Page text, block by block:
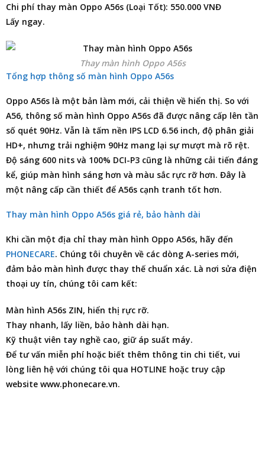
Chi phí thay màn Oppo A56s (Loại Tốt): 550.000 VNĐ
Lấy ngay.
Thay màn hình Oppo A56s
Tổng hợp thông số màn hình Oppo A56s
Oppo A56s là một bản làm mới, cải thiện về hiển thị. So với
A56, thông số màn hình Oppo A56s đã được nâng cấp lên tần
số quét 90Hz. Vẫn là tấm nền IPS LCD 6.56 inch, độ phân giải
HD+, nhưng trải nghiệm 90Hz mang lại sự mượt mà rõ rệt.
Độ sáng 600 nits và 100% DCI-P3 cũng là những cải tiến đáng
kể, giúp màn hình sáng hơn và màu sắc rực rỡ hơn. Đây là
một nâng cấp cần thiết để A56s cạnh tranh tốt hơn.
Thay màn hình Oppo A56s giá rẻ, bảo hành dài
Khi cần một địa chỉ thay màn hình Oppo A56s, hãy đến
PHONECARE. Chúng tôi chuyên về các dòng A-series mới,
đảm bảo màn hình được thay thế chuẩn xác. Là nơi sửa điện
thoại uy tín, chúng tôi cam kết:
Màn hình A56s ZIN, hiển thị rực rỡ.
Thay nhanh, lấy liền, bảo hành dài hạn.
Kỹ thuật viên tay nghề cao, giữ áp suất máy.
Để tư vấn miễn phí hoặc biết thêm thông tin chi tiết, vui
lòng liên hệ với chúng tôi qua HOTLINE hoặc truy cập
website www.phonecare.vn.